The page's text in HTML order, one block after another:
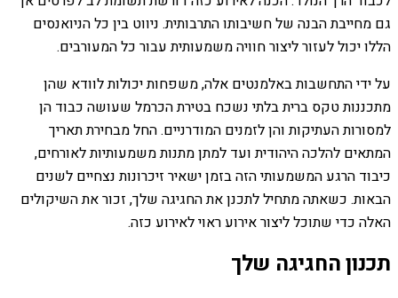
גם מחייבת הבנה של חשיבותו התרבותית. ניווט בין כל הניואנסים
הללו יכול לעזור ליצור חוויה משמעותית עבור כל המעורבים.
על ידי התחשבות באלמנטים אלה, משפחות יכולות לוודא שהן
מתכננות טקס ברית בלתי נשכח בטירת הכרמל שעושה כבוד הן
למסורות העתיקות והן לזמנים המודרניים. החל מבחירת תאריך
המתאים להלכה היהודית ועד למתן מתנות משמעותיות לאורחים,
כיבוד הרגע המשמעותי הזה בזמן ישאיר זיכרונות נצחיים לשנים
הבאות. כשאתה מתחיל לתכנן את החגיגה שלך, זכור את השיקולים
האלה כדי שתוכל ליצור אירוע ראוי לאירוע כזה.
תכנון החגיגה שלך